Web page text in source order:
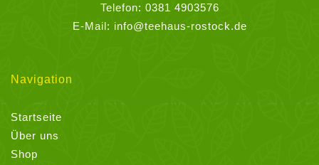
Telefon: 0381 4903576
E-Mail: info@teehaus-rostock.de
Navigation
Startseite
Über uns
Shop